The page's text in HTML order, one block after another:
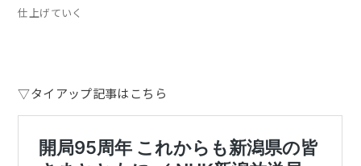
仕上げていく
▽タイアップ記事はこちら